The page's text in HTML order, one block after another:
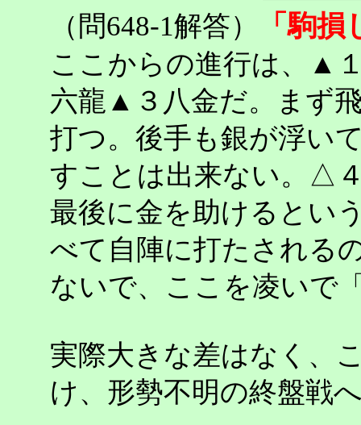
（問648-1解答） 「駒
ここからの進行は、▲
六龍▲３八金だ。まず
打つ。後手も銀が浮い
すことは出来ない。△
最後に金を助けるとい
べて自陣に打たされる
ないで、ここを凌いで
実際大きな差はなく、
け、形勢不明の終盤戦